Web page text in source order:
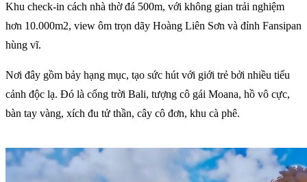
Khu check-in cách nhà thờ đá 500m, với không gian trải nghiệm
hơn 10.000m2, view ôm trọn dãy Hoàng Liên Sơn và đỉnh Fansipan
hùng vĩ.
Nơi đây gồm bảy hạng mục, tạo sức hút với giới trẻ bởi nhiều tiểu
cảnh độc lạ. Đó là cổng trời Bali, tượng cô gái Moana, hồ vô cực,
bàn tay vàng, xích đu tử thần, cây cô đơn, khu cà phê.